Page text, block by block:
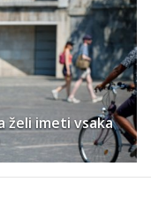
želi imeti vsaka